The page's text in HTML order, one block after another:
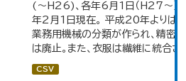
(～H26)、各年6月1日（H27～）
年2月1日現在。 平成20年よりはん
業務用機械の分類が作られ、精密機
は廃止。また、衣服は繊維に統合さ
CSV